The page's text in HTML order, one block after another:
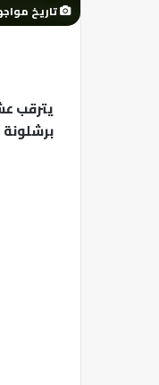
تاريخ
يترقب